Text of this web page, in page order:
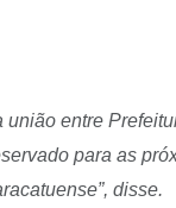
entre
para as
disse.